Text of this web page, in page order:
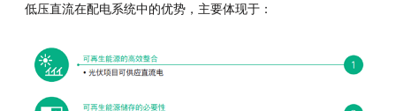
低压直流在配电系统中的优势，主要体现于：